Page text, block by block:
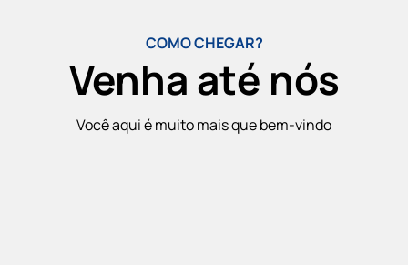
COMO CHEGAR?
Venha até nós
Você aqui é muito mais que bem-vindo